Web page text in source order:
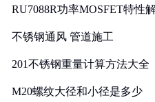
RU7088R功率MOSFET特性
不锈钢通风 管道施工
201不锈钢重量计算方法大全
M20螺纹大径和小径是多少